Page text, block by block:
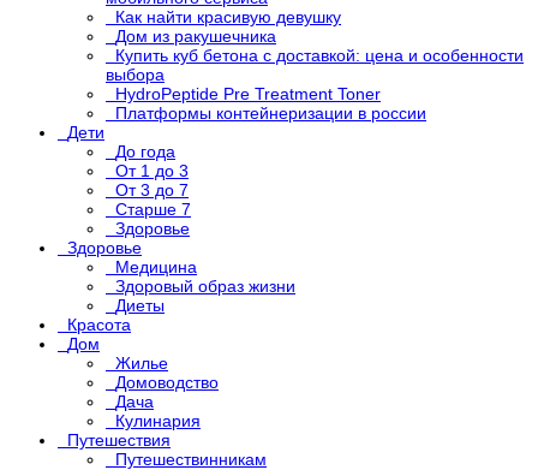
Как найти красивую девушку
Дом из ракушечника
Купить куб бетона с доставкой: цена и особенности
выбора
HydroPeptide Pre Treatment Toner
Платформы контейнеризации в россии
Дети
До года
От 1 до 3
От 3 до 7
Старше 7
Здоровье
Здоровье
Медицина
Здоровый образ жизни
Диеты
Красота
Дом
Жилье
Домоводство
Дача
Кулинария
Путешествия
Путешествинникам